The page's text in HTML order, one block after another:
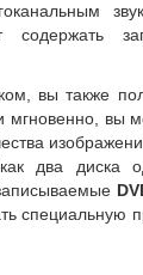
содержать
вы также
мгновенно, вы
два диска
специальную